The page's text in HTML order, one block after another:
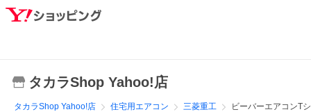
タカラShop Yahoo!店
タカラShop Yahoo!店 住宅用エアコン 三菱重工 ビーバーエアコンT